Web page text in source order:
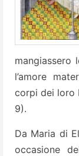
mangiassero
l’amore
corpi dei loro
9).
Da Maria di
occasione